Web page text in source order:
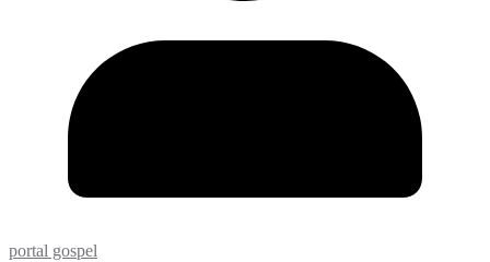
portal gospel